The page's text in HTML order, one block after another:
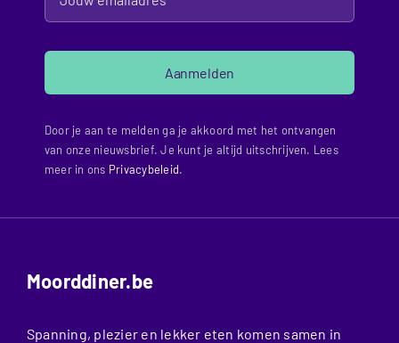
Aanmelden
Door je aan te melden ga je akkoord met het ontvangen
van onze nieuwsbrief. Je kunt je altijd uitschrijven. Lees
meer in ons Privacybeleid.
Moorddiner.be
Spanning, plezier en lekker eten komen samen in